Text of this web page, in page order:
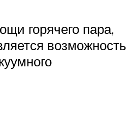
горячего пара,
возможность